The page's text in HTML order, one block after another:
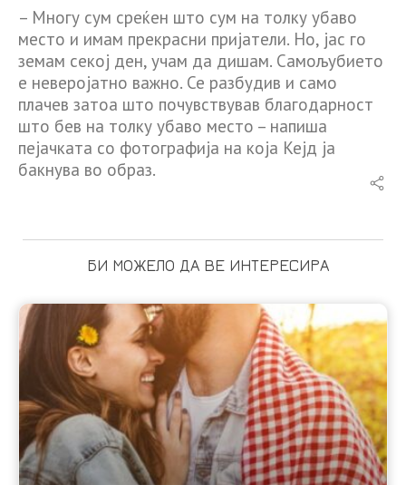
– Многу сум среќен што сум на толку убаво
место и имам прекрасни пријатели. Но, јас го
земам секој ден, учам да дишам. Самољубието
е неверојатно важно. Се разбудив и само
плачев затоа што почувствував благодарност
што бев на толку убаво место – напиша
пејачката со фотографија на која Кејд ја
бакнува во образ.
БИ МОЖЕЛО ДА ВЕ ИНТЕРЕСИРА